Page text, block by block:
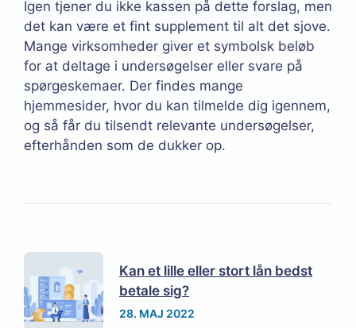
Igen tjener du ikke kassen på dette forslag, men
det kan være et fint supplement til alt det sjove.
Mange virksomheder giver et symbolsk beløb
for at deltage i undersøgelser eller svare på
spørgeskemaer. Der findes mange
hjemmesider, hvor du kan tilmelde dig igennem,
og så får du tilsendt relevante undersøgelser,
efterhånden som de dukker op.
Kan et lille eller stort lån bedst
betale sig?
28. MAJ 2022